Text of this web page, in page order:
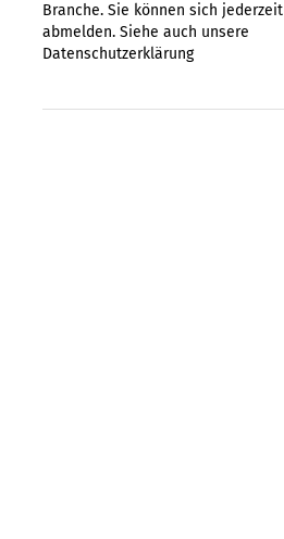
Branche. Sie können sich jederzeit
abmelden. Siehe auch unsere
Datenschutzerklärung